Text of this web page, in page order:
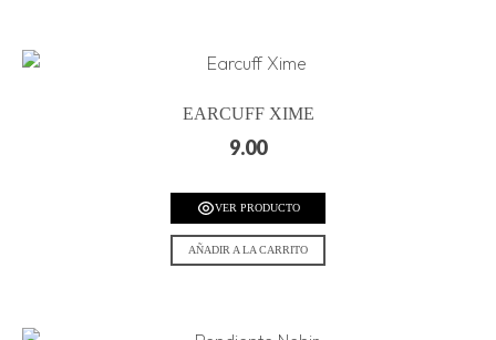
EARCUFF XIME
9.00
VER PRODUCTO
AÑADIR A LA CARRITO